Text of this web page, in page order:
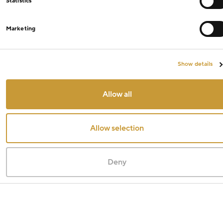
Marketing
Show details
Allow all
Allow selection
Deny